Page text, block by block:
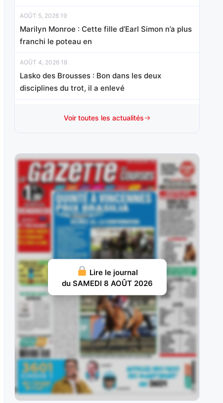
AOÛT 5, 2026 19
Marilyn Monroe : Cette fille d’Earl Simon n’a plus
franchi le poteau en
AOÛT 4, 2026 18
Lasko des Brousses : Bon dans les deux
disciplines du trot, il a enlevé
Anssio : Vainqueur de son handicap mi-octobre
AOÛT 1, 2026 15
Mister Chang : Révélé d’emblée à ce niveau à 3
ans, sur le
JUILLET 31, 2026 20
Nelliedonado : Programmée pour les handicaps,
elle a débuté par une probante
JUILLET 29, 2026 19
Ram Sea : Acheté aux ventes au prix fort en vue
d’une carrière
JUILLET 28, 2026 18
Ivrig Viking : Vainqueur de semi-classique sous
la selle pour le compte de
JUILLET 26, 2026 16
Vol d’Argent : Façonné pour les handicaps, il y a
fait preuve d’une
JUILLET 25, 2026 15
Voir toutes les actualités
Lire le journal
du SAMEDI 8 AOÛT 2026